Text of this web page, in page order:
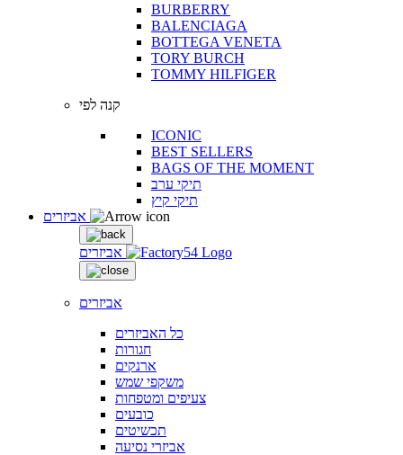
BURBERRY
BALENCIAGA
BOTTEGA VENETA
TORY BURCH
TOMMY HILFIGER
קנה לפי
ICONIC
BEST SELLERS
BAGS OF THE MOMENT
תיקי ערב
תיקי קיץ
אביזרים
אביזרים
כל האביזרים
חגורות
ארנקים
משקפי שמש
צעיפים ומטפחות
כובעים
תכשיטים
אביזרי נסיעה